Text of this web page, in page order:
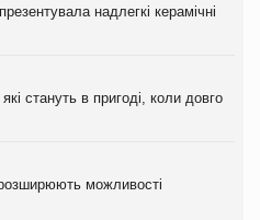
надлегкі керамічні
стануть в пригоді, коли довго
можливості